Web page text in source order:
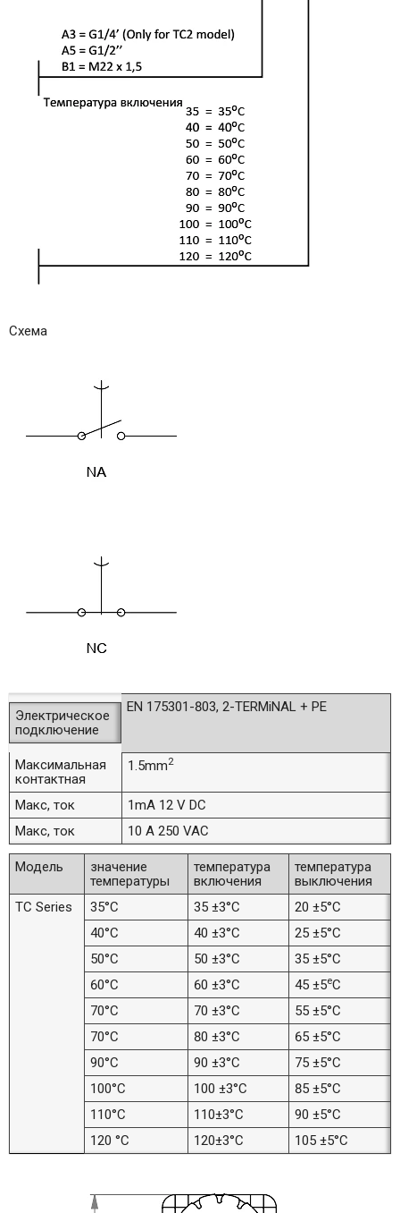
Схема
Электрическое
подключение
EN 175301-803, 2-TERMiNAL + РЕ
Максимальная
контактная
1.5mm2
Макс, ток
1mA 12 V DC
Макс, ток
10 А 250 VAC
Модель
значение
температуры
температура
включения
температура
выключения
TC Series
35°C 35 ±3°C
20 ±5°C
40°C
40 ±3°C
25 ±5°C
50°C
50 ±3°C
35 ±5°C
60°C
60 ±3°C 45 ±5eC
70°C
70 ±3°C
55 ±5°C
70°C
80 ±3°C
65 ±5°C
90°C
90 ±3°C
75 ±5°C
100°C
100 ±3°C
85 ±5°C
110°C
110±3°C
90 ±5°C
120 °C
120±3°C 105 ±5°C